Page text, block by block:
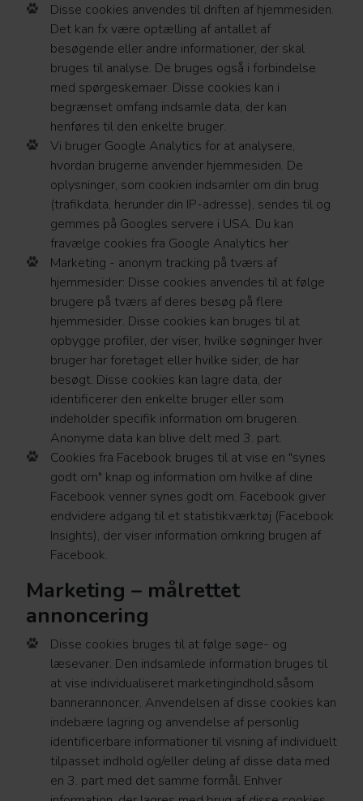
Disse cookies anvendes til driften af hjemmesiden.
Det kan fx være optælling af antallet af
besøgende eller andre informationer, der skal
bruges til analyse. De bruges også i forbindelse
med spørgeskemaer. Disse cookies kan i
begrænset omfang indsamle data, der kan
henføres til den enkelte bruger.
Vi bruger Google Analytics for at analysere,
hvordan brugerne anvender hjemmesiden. De
oplysninger, som cookien indsamler om din brug
(trafikdata, herunder din IP-adresse), sendes til og
gemmes på Googles servere i USA. Du kan
fravælge cookies fra Google Analytics her
Marketing - anonym tracking på tværs af
hjemmesider: Disse cookies anvendes til at følge
brugere på tværs af deres besøg på flere
hjemmesider. Disse cookies kan bruges til at
opbygge profiler, der viser, hvilke søgninger hver
bruger har foretaget eller hvilke sider, de har
besøgt. Disse cookies kan lagre data, der
identificerer den enkelte bruger eller som
indeholder specifik information om brugeren.
Anonyme data kan blive delt med 3. part.
Cookies fra Facebook bruges til at vise en "synes
godt om" knap og information om hvilke af dine
Facebook venner synes godt om. Facebook giver
endvidere adgang til et statistikværktøj (Facebook
Insights), der viser information omkring brugen af
Facebook.
Marketing – målrettet
annoncering
Disse cookies bruges til at følge søge- og
læsevaner. Den indsamlede information bruges til
at vise individualiseret marketingindhold,såsom
bannerannoncer. Anvendelsen af disse cookies kan
indebære lagring og anvendelse af personlig
identificerbare informationer til visning af individuelt
tilpasset indhold og/eller deling af disse data med
en 3. part med det samme formål. Enhver